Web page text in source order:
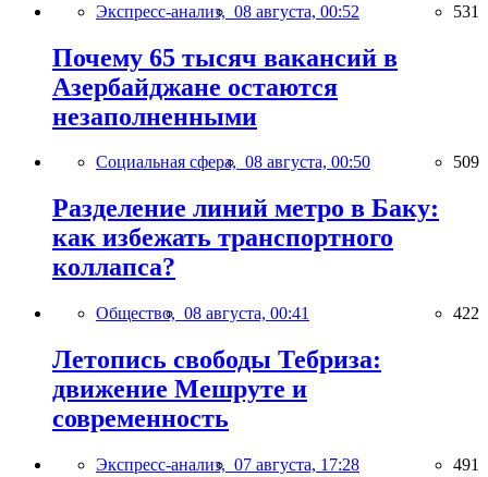
Экспресс-анализ, 08 августа, 00:52 531
Почему 65 тысяч вакансий в
Азербайджане остаются
незаполненными
Социальная сфера, 08 августа, 00:50 509
Разделение линий метро в Баку:
как избежать транспортного
коллапса?
Общество, 08 августа, 00:41 422
Летопись свободы Тебриза:
движение Мешруте и
современность
Экспресс-анализ, 07 августа, 17:28 491